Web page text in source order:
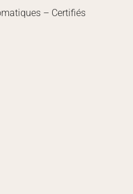
– Certifiés